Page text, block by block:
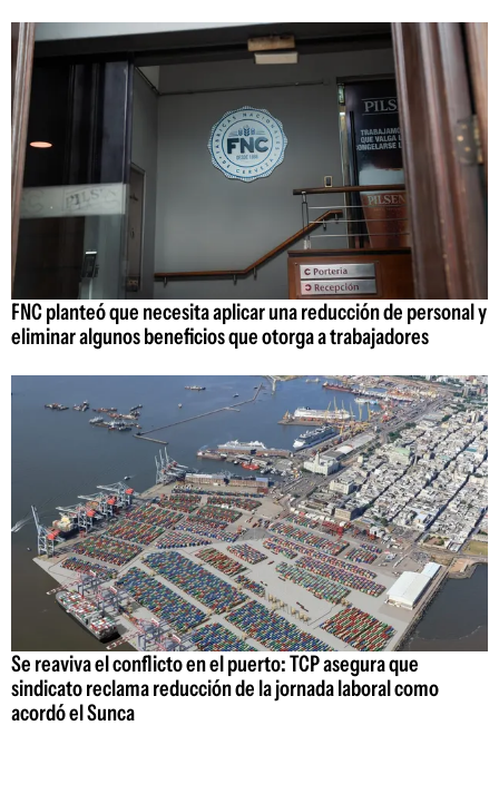
FNC planteó que necesita aplicar una reducción de personal y
eliminar algunos beneficios que otorga a trabajadores
Se reaviva el conflicto en el puerto: TCP asegura que
sindicato reclama reducción de la jornada laboral como
acordó el Sunca